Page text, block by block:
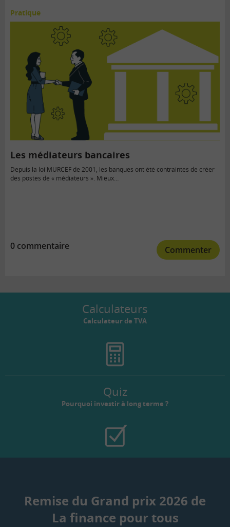
Pratique
Les médiateurs bancaires
Depuis la loi MURCEF de 2001, les banques ont été contraintes de créer
des postes de « médiateurs ». Mieux…
0 commentaire Commenter
Calculateurs
Calculateur de TVA
Quiz
Pourquoi investir à long terme ?
Remise du Grand prix 2026 de
La finance pour tous